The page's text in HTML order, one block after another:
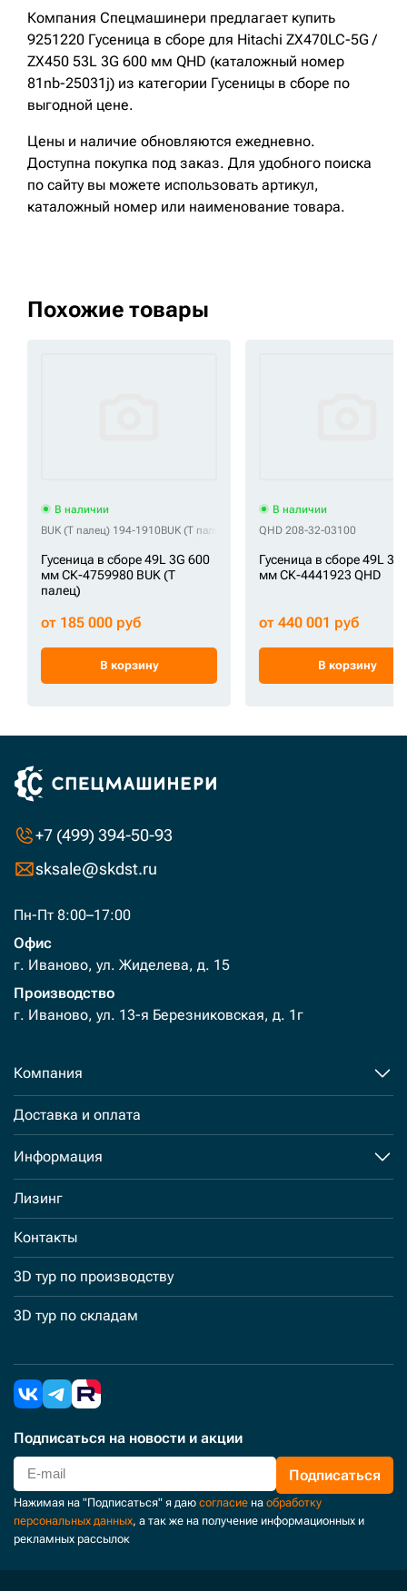
Компания Спецмашинери предлагает купить
9251220 Гусеница в сборе для Hitachi ZX470LC-5G /
ZX450 53L 3G 600 мм QHD (каталожный номер
81nb-25031j) из категории Гусеницы в сборе по
выгодной цене.
Цены и наличие обновляются ежедневно.
Доступна покупка под заказ. Для удобного поиска
по сайту вы можете использовать артикул,
каталожный номер или наименование товара.
Похожие товары
В наличии
BUK (Т палец) 194-1910BUK (Т палец) 215/10720BUK (Т палец)
Гусеница в сборе 49L 3G 600
мм СК-4759980 BUK (Т
палец)
от 185 000 руб
В корзину
В наличии
QHD 208-32-03100
Гусеница в сборе 49L 3G
мм СК-4441923 QHD
от 440 001 руб
В корзину
+7 (499) 394-50-93
sksale@skdst.ru
Пн-Пт 8:00–17:00
Офис
г. Иваново, ул. Жиделева, д. 15
Производство
г. Иваново, ул. 13-я Березниковская, д. 1г
Компания
Доставка и оплата
Информация
Лизинг
Контакты
3D тур по производству
3D тур по складам
Подписаться на новости и акции
Подписаться
Нажимая на "Подписаться" я даю согласие на обработку
персональных данных, а так же на получение информационных и
рекламных рассылок